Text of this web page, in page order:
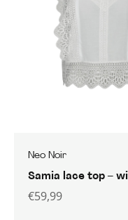
Neo Noir
Samia lace top –
€59,99